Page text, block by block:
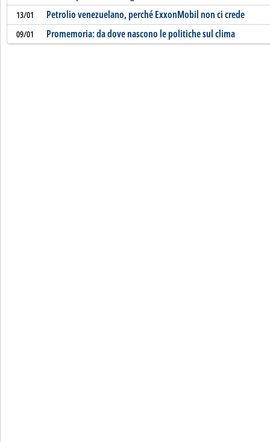
13/01 Petrolio venezuelano, perché ExxonMobil non ci crede
09/01 Promemoria: da dove nascono le politiche sul clima